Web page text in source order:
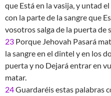
que Está en la vasija, y untad
con la parte de la sangre que
vosotros salga de la puerta de
23 Porque Jehovah Pasará
la sangre en el dintel y en los
puerta y no Dejará entrar en
matar.
24Guardaréis estas palabras